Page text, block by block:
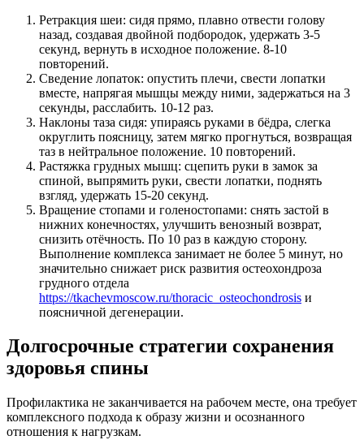
Ретракция шеи: сидя прямо, плавно отвести голову
назад, создавая двойной подбородок, удержать 3-5
секунд, вернуть в исходное положение. 8-10
повторений.
Сведение лопаток: опустить плечи, свести лопатки
вместе, напрягая мышцы между ними, задержаться на 3
секунды, расслабить. 10-12 раз.
Наклоны таза сидя: упираясь руками в бёдра, слегка
округлить поясницу, затем мягко прогнуться, возвращая
таз в нейтральное положение. 10 повторений.
Растяжка грудных мышц: сцепить руки в замок за
спиной, выпрямить руки, свести лопатки, поднять
взгляд, удержать 15-20 секунд.
Вращение стопами и голеностопами: снять застой в
нижних конечностях, улучшить венозный возврат,
снизить отёчность. По 10 раз в каждую сторону.
Выполнение комплекса занимает не более 5 минут, но
значительно снижает риск развития остеохондроза
грудного отдела
https://tkachevmoscow.ru/thoracic_osteochondrosis и
поясничной дегенерации.
Долгосрочные стратегии сохранения
здоровья спины
Профилактика не заканчивается на рабочем месте, она требует
комплексного подхода к образу жизни и осознанного
отношения к нагрузкам.